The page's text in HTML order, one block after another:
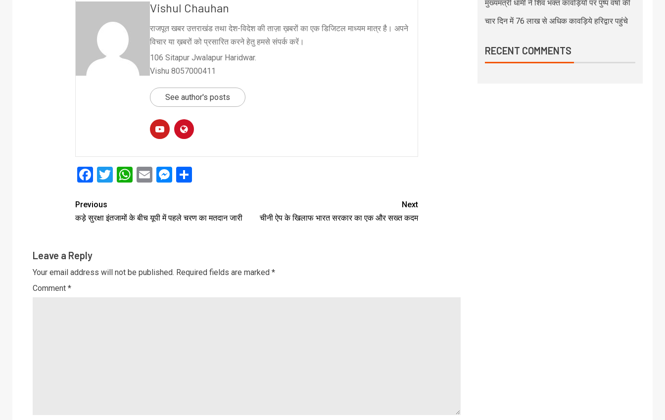
Vishul Chauhan
राजपूत खबर उत्तराखंड तथा देश-विदेश की ताज़ा ख़बरों का एक डिजिटल माध्यम मात्र है। अपने
विचार या ख़बरों को प्रसारित करने हेतु हमसे संपर्क करें।
106 Sitapur Jwalapur Haridwar.
Vishu 8057000411
See author's posts
Facebook
Twitter
WhatsApp
EmailMessenger
Share
Previous
कड़े सुरक्षा इंतजामों के बीच यूपी में पहले चरण का मतदान जारी
Next
चीनी ऐप के खिलाफ भारत सरकार का एक और सख्त कदम
Leave a Reply
Your email address will not be published. Required fields are marked *
Comment *
मुख्यमंत्री धामी ने शिव भक्त कांवड़ियों पर पुष्प वर्षा की
चार दिन में 76 लाख से अधिक कावड़िये हरिद्वार पहुंचे
RECENT COMMENTS